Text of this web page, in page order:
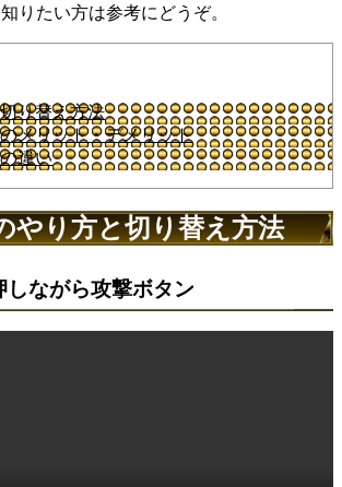
りたい方は参考にどうぞ。
り替え方法
メリット・デメリット
違い
やり方と切り替え方法
ながら攻撃ボタン